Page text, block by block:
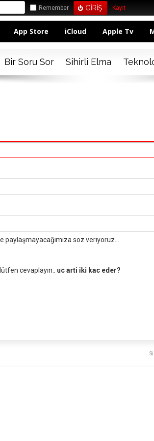
Remember Kayıt
App Store iCloud Apple Tv
Bir Soru Sor Sihirli Elma
söz veriyoruz...
cevaplayın:. uc arti iki kac eder?